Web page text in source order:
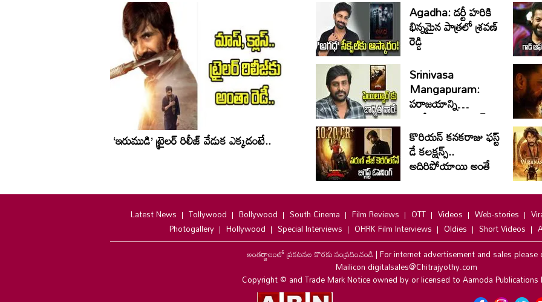
‘ఇరుముడి’ ట్రైలర్ రిలీజ్ వేడుక ఎక్కడంటే..
Agadha: డర్టీ హరికి
భిన్నమైన పాత్రలో శ్రవణ్‌
రెడ్డి
Srinivasa
Mangapuram:
పరాజయాన్ని
అంగీకరించిన అజయ్
భూపతి
కొరియన్ కనకరాజు ఫస్ట్
డే కలక్షన్స్..
అదిరిపోయాయి అంతే
Latest News Tollywood Bollywood South Cinema Film Reviews OTT Videos Web-stories
Photogallery
Hollywood Special Interviews OHRK Film Interviews Oldies Short Videos
అంతర్జాలంలో ప్రకటనల కొరకు సంప్రదించండి|For internet advertisement and sales please
Mailicon digitalsales@Chitrajyothy.com
Copyright © and Trade Mark Notice owned by or licensed to Aamoda Publications